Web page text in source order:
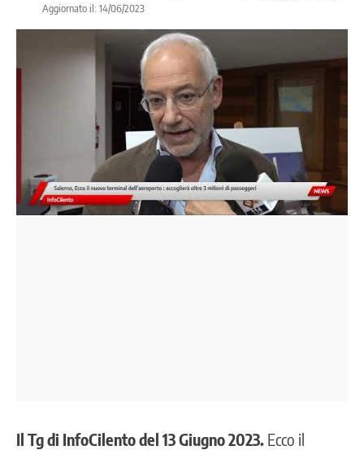
Aggiornato il: 14/06/2023
Il Tg di InfoCilento del 13 Giugno 2023. Ecco il